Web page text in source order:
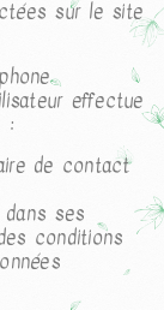
sur le site
effectue
:
de contact
ses
conditions